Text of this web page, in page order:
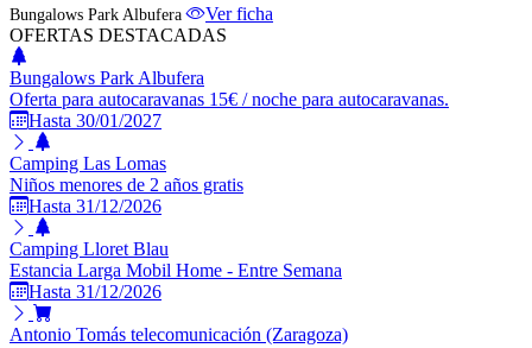
Bungalows Park Albufera
Ver ficha
OFERTAS DESTACADAS
Bungalows Park Albufera
Oferta para autocaravanas 15€ / noche para autocaravanas.
Hasta 30/01/2027
Camping Las Lomas
Niños menores de 2 años gratis
Hasta 31/12/2026
Camping Lloret Blau
Estancia Larga Mobil Home - Entre Semana
Hasta 31/12/2026
Antonio Tomás telecomunicación (Zaragoza)